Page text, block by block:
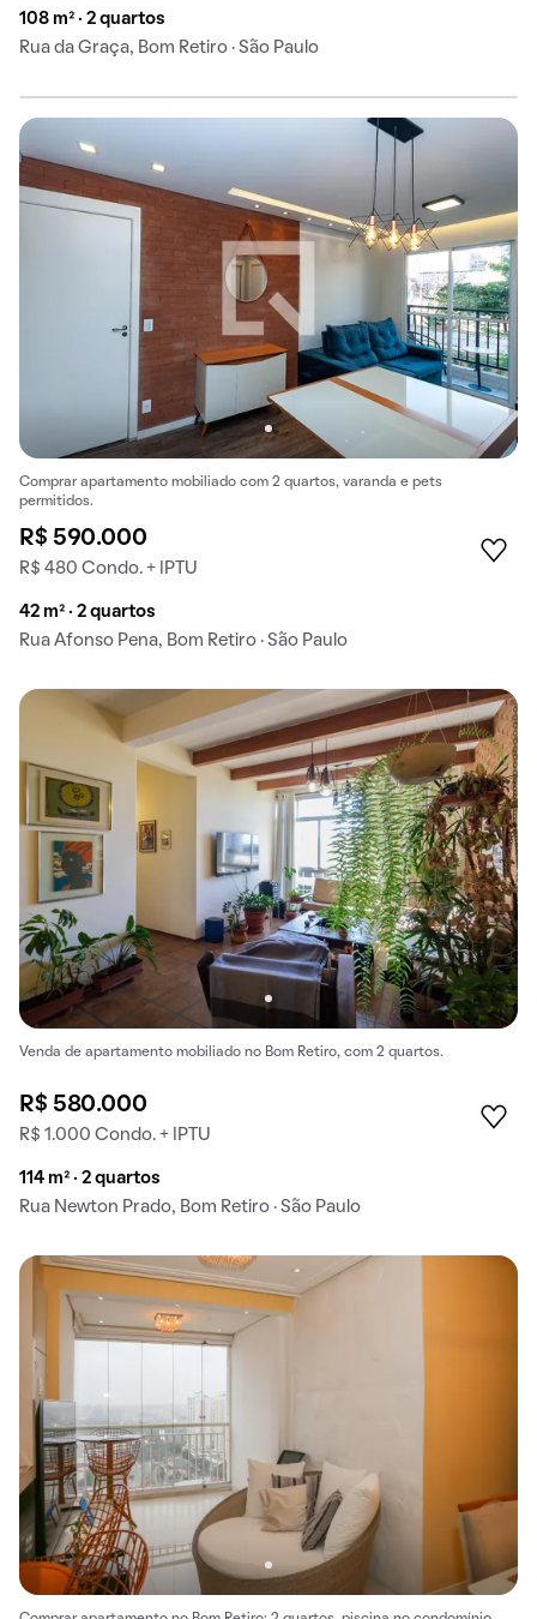
108 m² · 2 quartos
Rua da Graça, Bom Retiro · São Paulo
Comprar apartamento mobiliado com 2 quartos, varanda e pets
permitidos.
R$ 590.000
R$ 480 Condo. + IPTU
42 m² · 2 quartos
Rua Afonso Pena, Bom Retiro · São Paulo
Venda de apartamento mobiliado no Bom Retiro, com 2 quartos.
R$ 580.000
R$ 1.000 Condo. + IPTU
114 m² · 2 quartos
Rua Newton Prado, Bom Retiro · São Paulo